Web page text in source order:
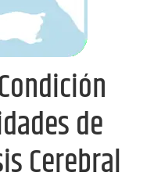
de
Cerebral